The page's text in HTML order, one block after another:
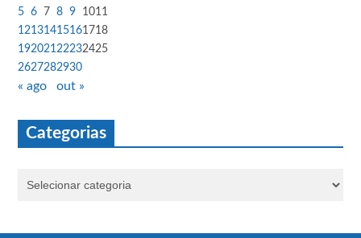
5 6 7 8 9 1011
12131415161718
192021 22232425
2627282930
« ago out »
Categorias